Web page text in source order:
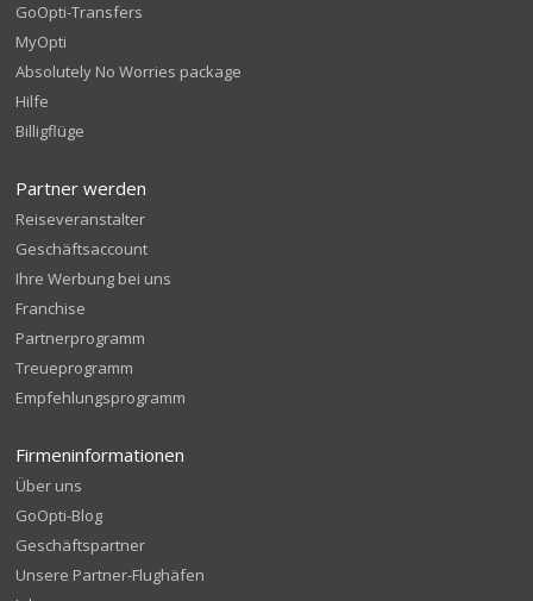
GoOpti-Transfers
MyOpti
Absolutely No Worries package
Hilfe
Billigflüge
Partner werden
Reiseveranstalter
Geschäftsaccount
Ihre Werbung bei uns
Franchise
Partnerprogramm
Treueprogramm
Empfehlungsprogramm
Firmeninformationen
Über uns
GoOpti-Blog
Geschäftspartner
Unsere Partner-Flughäfen